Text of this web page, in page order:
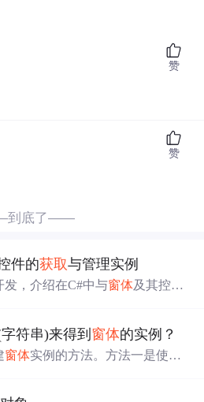
赞
赞
底了——
件的获取与管理实例
发，介绍在C#中与窗体及其控件
动化测试、信息提取等场景的
符串)来得到 窗体的实例？
窗体实例的方法。方法一是使用